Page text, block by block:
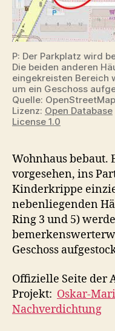
P: Der Parkplatz wird
Die beiden anderen
eingekreisten Bereich
um ein Geschoss
Quelle:
Lizenz: Open Database
License 1.0
Wohnhaus bebaut.
vorgesehen, ins
Kinderkrippe
nebenliegenden
Ring 3 und 5)
Geschoss
Offizielle Seite der
Projekt: Oskar-
Nachverdichtung